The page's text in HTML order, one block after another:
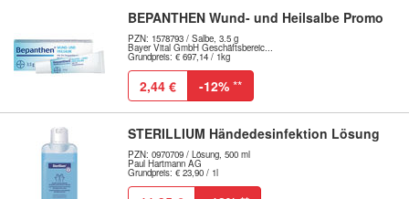
BEPANTHEN Wund- und Heilsalbe Promo
PZN: 1578793 / Salbe, 3.5 g
Bayer Vital GmbH Geschäftsbereic...
Grundpreis: € 697,14 / 1kg
2,44 € -12% **
STERILLIUM Händedesinfektion Lösung
PZN: 0970709 / Lösung, 500 ml
Paul Hartmann AG
Grundpreis: € 23,90 / 1l